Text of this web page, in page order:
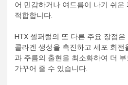
어 민감하거나 여드름이 나기 쉬운
적합합니다.
HTX 셀퍼럴의 또 다른 주요 장점
콜라겐 생성을 촉진하고 세포 회전
과 주름의 출현을 최소화하여 더
가꾸어 줄 수 있습니다.